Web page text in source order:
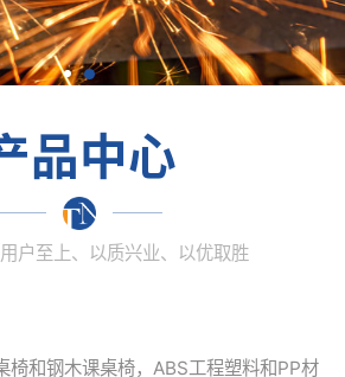
品中心
户至上、以质兴业、以优取胜
椅和钢木课桌椅，ABS工程塑料和PP材